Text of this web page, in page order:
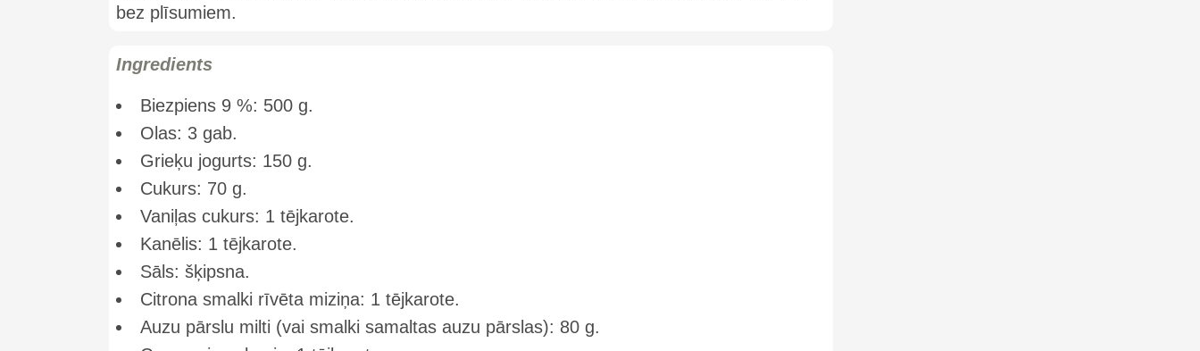
bez plīsumiem.
Ingredients
Biezpiens 9 %: 500 g.
Olas: 3 gab.
Grieķu jogurts: 150 g.
Cukurs: 70 g.
Vaniļas cukurs: 1 tējkarote.
Kanēlis: 1 tējkarote.
Sāls: šķipsna.
Citrona smalki rīvēta miziņa: 1 tējkarote.
Auzu pārslu milti (vai smalki samaltas auzu pārslas): 80 g.